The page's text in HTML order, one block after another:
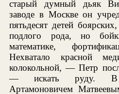
старый думный дьяк
заводе в Москве он
пятьдесят детей
подлого рода, но
математике,
Нехватало красной
колокольной, — Петр
— искать руду. В
Артамоновичем